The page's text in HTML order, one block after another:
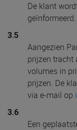
De klant
geïnformeerd.
3.5
Aangezien
prijzen tracht
volumes in
prijzen. De
via e-mail op
3.6
Een